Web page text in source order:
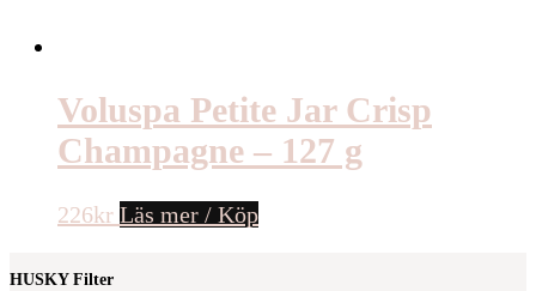
Voluspa Petite Jar Crisp
Champagne – 127 g
226kr Läs mer / Köp
HUSKY Filter